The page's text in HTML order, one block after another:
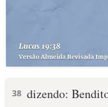
38 dizendo: